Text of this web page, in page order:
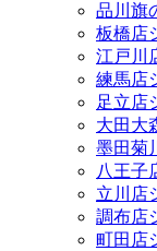
品川旗
板橋店
江戸川
練馬店
足立店
大田大
墨田菊
八王子
立川店
調布店
町田店